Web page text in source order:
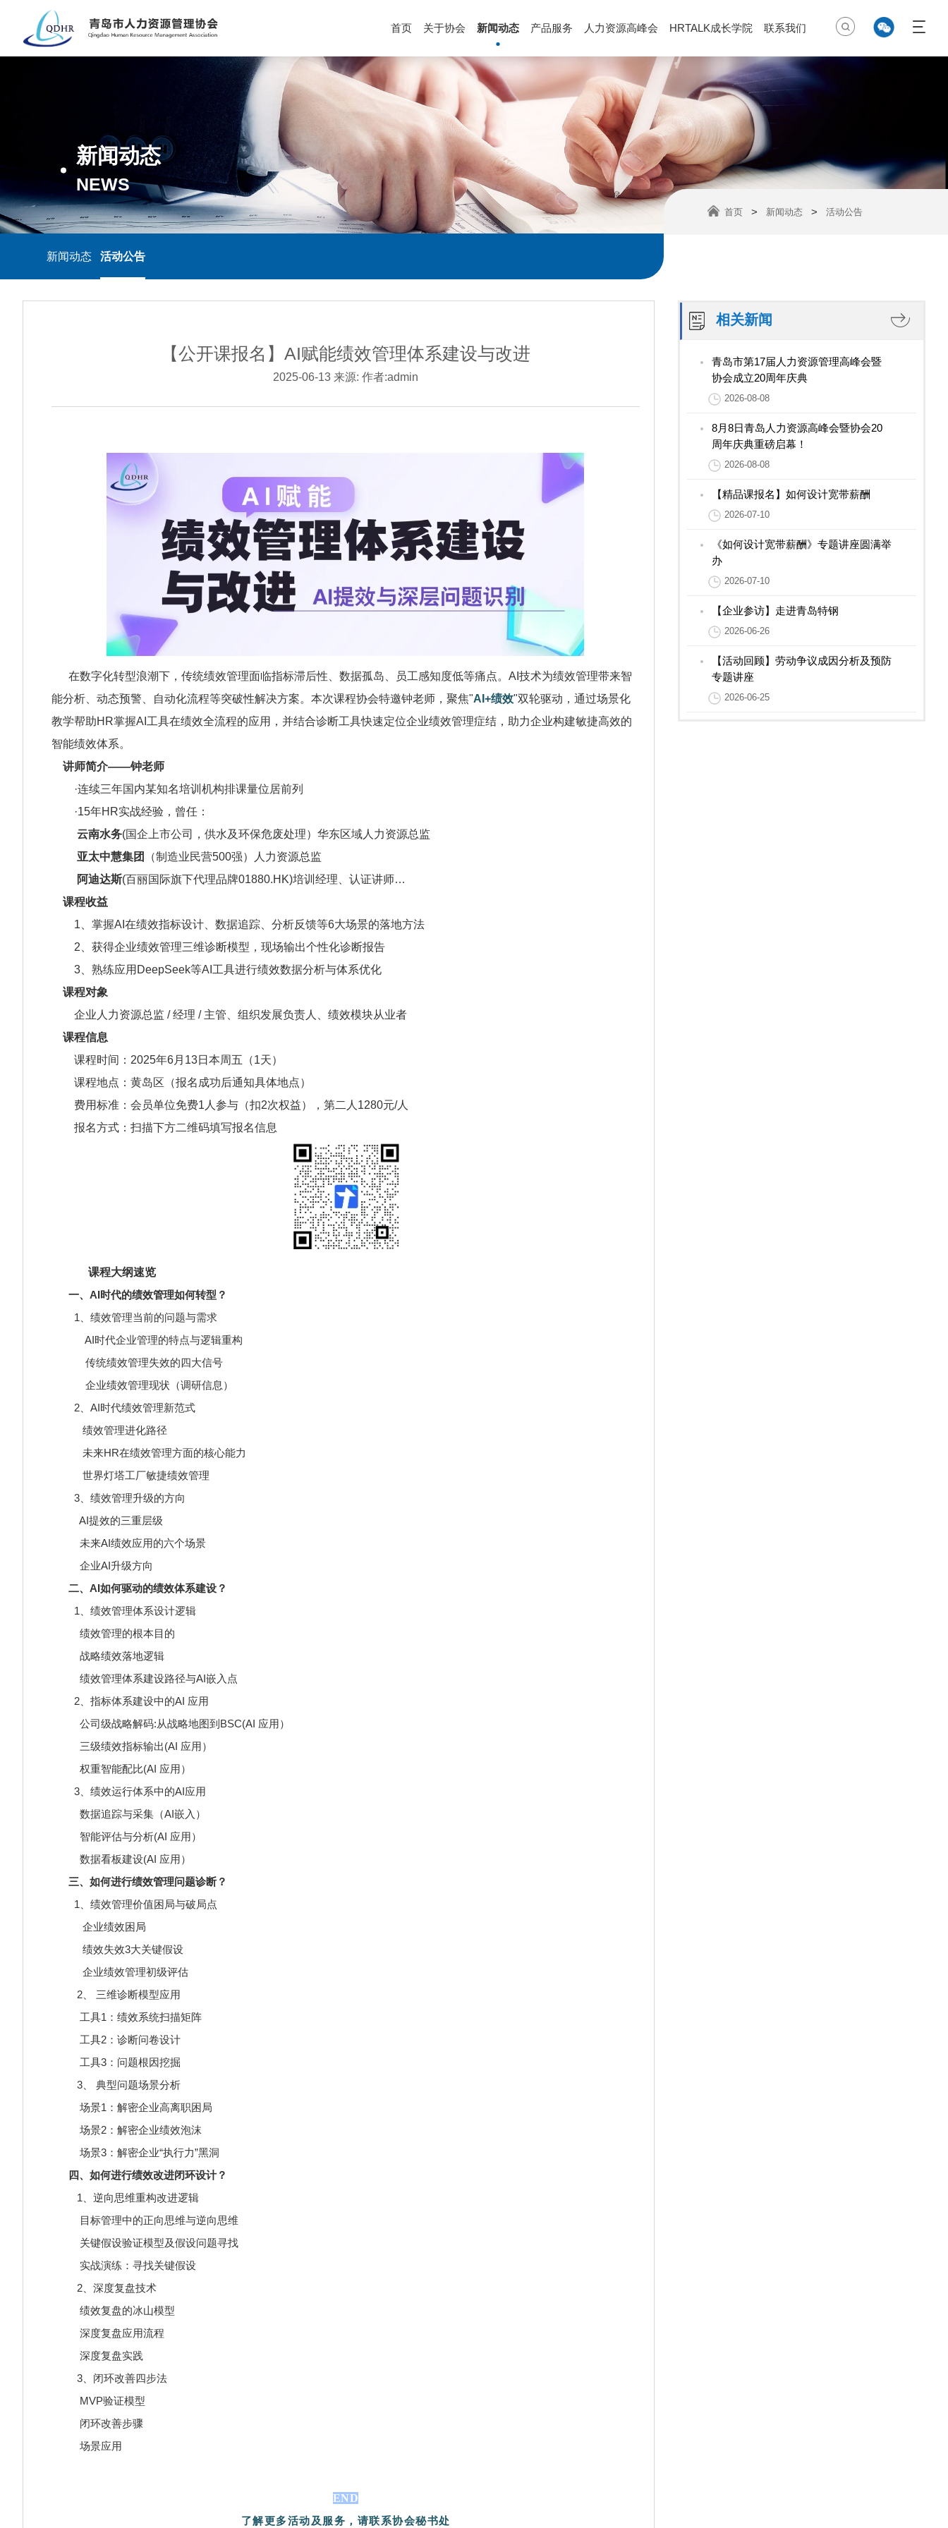
首页 关于协会 新闻动态 产品服务 人力资源高峰会 HRTALK成长学院 联系我们
新闻动态
NEWS
新闻动态 活动公告
首页 > 新闻动态 > 活动公告
【公开课报名】AI赋能绩效管理体系建设与改进
2025-06-13 来源: 作者:admin
在数字化转型浪潮下，传统绩效管理面临指标滞后性、数据孤岛、员工感知度低等痛点。AI技术为绩效管理带来智
能分析、动态预警、自动化流程等突破性解决方案。本次课程协会特邀钟老师，聚焦"AI+绩效"双轮驱动，通过场景化
教学帮助HR掌握AI工具在绩效全流程的应用，并结合诊断工具快速定位企业绩效管理症结，助力企业构建敏捷高效的
智能绩效体系。
讲师简介——钟老师
·连续三年国内某知名培训机构排课量位居前列
·15年HR实战经验，曾任：
云南水务(国企上市公司，供水及环保危废处理）华东区域人力资源总监
亚太中慧集团
（制造业民营500强）人力资源总监
阿迪达斯(百丽国际旗下代理品牌01880.HK)培训经理、认证讲师…
课程收益
1、掌握AI在绩效指标设计、数据追踪、分析反馈等6大场景的落地方法
2、获得企业绩效管理三维诊断模型，现场输出个性化诊断报告
3、熟练应用DeepSeek等AI工具进行绩效数据分析与体系优化
课程对象
企业人力资源总监 / 经理 / 主管、组织发展负责人、绩效模块从业者
课程信息
课程时间：2025年6月13日本周五（1天）
课程地点：黄岛区（报名成功后通知具体地点）
费用标准：会员单位免费1人参与（扣2次权益），第二人1280元/人
报名方式：扫描下方二维码填写报名信息
课程大纲速览
一、AI时代的绩效管理如何转型？
1、绩效管理当前的问题与需求
AI时代企业管理的特点与逻辑重构
传统绩效管理失效的四大信号
企业绩效管理现状（调研信息）
2、AI时代绩效管理新范式
绩效管理进化路径
未来HR在绩效管理方面的核心能力
世界灯塔工厂敏捷绩效管理
3、绩效管理升级的方向
AI提效的三重层级
未来AI绩效应用的六个场景
企业AI升级方向
二、AI如何驱动的绩效体系建设？
1、绩效管理体系设计逻辑
绩效管理的根本目的
战略绩效落地逻辑
绩效管理体系建设路径与AI嵌入点
2、指标体系建设中的AI 应用
公司级战略解码:从战略地图到BSC(AI 应用）
三级绩效指标输出(AI 应用）
权重智能配比(AI 应用）
3、绩效运行体系中的AI应用
数据追踪与采集（AI嵌入）
智能评估与分析(AI 应用）
数据看板建设(AI 应用）
三、如何进行绩效管理问题诊断？
1、绩效管理价值困局与破局点
企业绩效困局
绩效失效3大关键假设
企业绩效管理初级评估
2、 三维诊断模型应用
工具1：绩效系统扫描矩阵
工具2：诊断问卷设计
工具3：问题根因挖掘
3、 典型问题场景分析
场景1：解密企业高离职困局
场景2：解密企业绩效泡沫
场景3：解密企业“执行力”黑洞
四、如何进行绩效改进闭环设计？
1、逆向思维重构改进逻辑
目标管理中的正向思维与逆向思维
关键假设验证模型及假设问题寻找
实战演练：寻找关键假设
2、深度复盘技术
绩效复盘的冰山模型
深度复盘应用流程
深度复盘实践
3、闭环改善四步法
MVP验证模型
闭环改善步骤
场景应用
END
了解更多活动及服务， 请联系协会秘书处
相关新闻
青岛市第17届人力资源管理高峰会暨
协会成立20周年庆典
2026-08-08
8月8日青岛人力资源高峰会暨协会20
周年庆典重磅启幕！
2026-08-08
【精品课报名】如何设计宽带薪酬
2026-07-10
《如何设计宽带薪酬》专题讲座圆满举
办
2026-07-10
【企业参访】走进青岛特钢
2026-06-26
【活动回顾】劳动争议成因分析及预防
专题讲座
2026-06-25